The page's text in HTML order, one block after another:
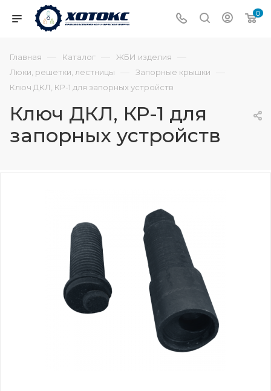
0
Главная — Каталог — ЖБИ изделия —
Люки, решетки, лестницы — Запорные крышки —
Ключ ДКЛ, КР-1 для запорных устройств
Ключ ДКЛ, КР-1 для
запорных устройств